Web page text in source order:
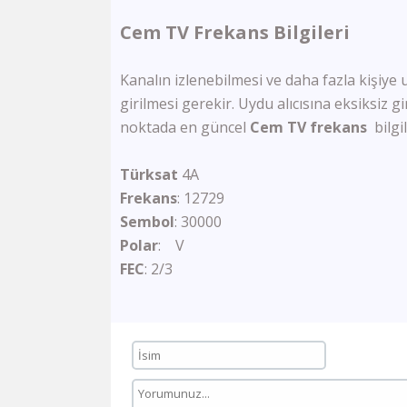
Cem TV Frekans Bilgileri
Kanalın izlenebilmesi ve daha fazla
girilmesi gerekir. Uydu alıcısına eksiksiz
noktada en güncel Cem TV frekans
Türksat 4A
Frekans: 12729
Sembol: 30000
Polar: V
FEC: 2/3